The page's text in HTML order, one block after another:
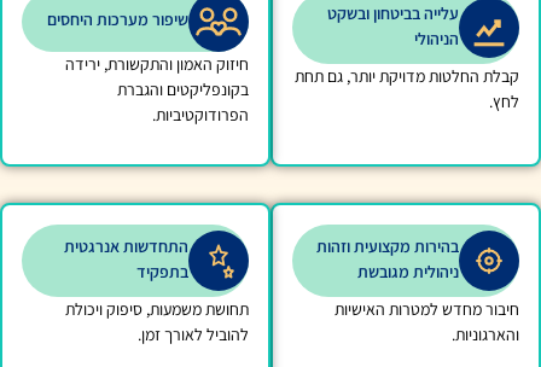
ובשקט
יותר, גם תחת
שיפור מערכות היחסים
חיזוק האמון והתקשורת, ירידה
בקונפליקטים והגברת
וזהות
התחדשות אנרגטית
בתפקיד
תחושת משמעות, סיפוק ויכולת